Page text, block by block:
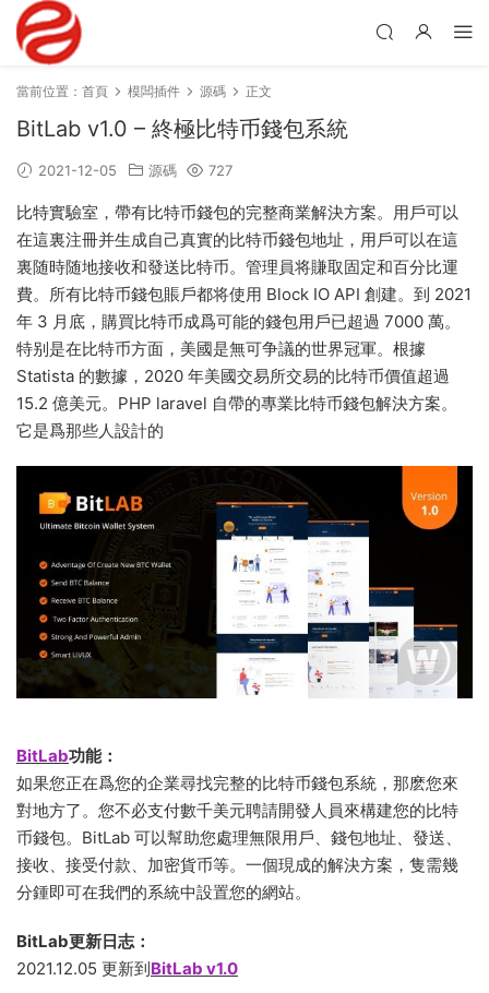
當前位置： 首頁 模闆插件 源碼 正文
BitLab v1.0 – 終極比特币錢包系統
2021-12-05 源碼 727
比特實驗室，帶有比特币錢包的完整商業解決方案。用戶可以
在這裏注冊并生成自己真實的比特币錢包地址，用戶可以在這
裏随時随地接收和發送比特币。管理員将賺取固定和百分比運
費。所有比特币錢包賬戶都将使用 Block IO API 創建。到 2021
年 3 月底，購買比特币成爲可能的錢包用戶已超過 7000 萬。
特别是在比特币方面，美國是無可争議的世界冠軍。根據
Statista 的數據，2020 年美國交易所交易的比特币價值超過
15.2 億美元。PHP laravel 自帶的專業比特币錢包解決方案。
它是爲那些人設計的
BitLab功能：
如果您正在爲您的企業尋找完整的比特币錢包系統，那麽您來
對地方了。您不必支付數千美元聘請開發人員來構建您的比特
币錢包。BitLab 可以幫助您處理無限用戶、錢包地址、發送、
接收、接受付款、加密貨币等。一個現成的解決方案，隻需幾
分鍾即可在我們的系統中設置您的網站。
BitLab更新日志：
2021.12.05 更新到BitLab v1.0